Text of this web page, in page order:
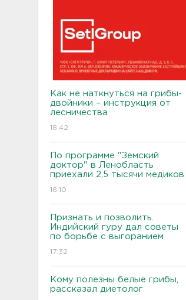
Как не наткнуться на грибы-
двойники – инструкция от
лесничества
18:42
По программе "Земский
доктор" в Ленобласть
приехали 2,5 тысячи медиков
18:10
Признать и позволить.
Индийский гуру дал советы
по борьбе с выгоранием
17:32
Кому полезны белые грибы,
рассказал диетолог